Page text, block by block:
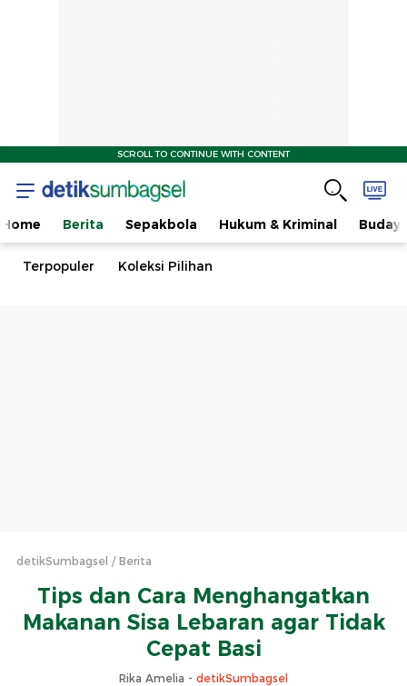
SCROLL TO CONTINUE WITH CONTENT
Home Berita Sepakbola Hukum & Kriminal
Terpopuler Koleksi Pilihan
detikSumbagsel Berita
Tips dan Cara Menghangatkan
Makanan Sisa Lebaran agar Tidak
Cepat Basi
Rika Amelia - detikSumbagsel